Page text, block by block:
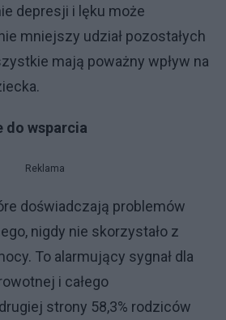
depresji i lęku może
mniejszy udział pozostałych
mają poważny wpływ na
do wsparcia
Reklama
doświadczają problemów
nigdy nie skorzystało z
To alarmujący sygnał dla
i całego
strony 58,3% rodziców